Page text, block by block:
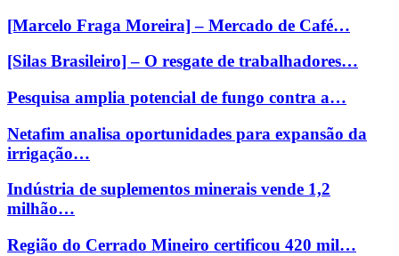
[Marcelo Fraga Moreira] – Mercado de Café…
[Silas Brasileiro] – O resgate de trabalhadores…
Pesquisa amplia potencial de fungo contra a…
Netafim analisa oportunidades para expansão da
irrigação…
Indústria de suplementos minerais vende 1,2
milhão…
Região do Cerrado Mineiro certificou 420 mil…